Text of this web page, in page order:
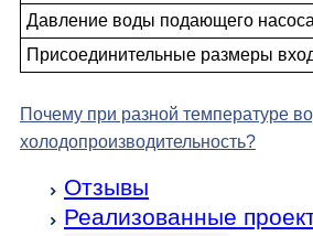
Давление воды подающего
Присоединительные размеры
Почему при разной температуре
холодо­производительность?
Отзывы
Реализованные